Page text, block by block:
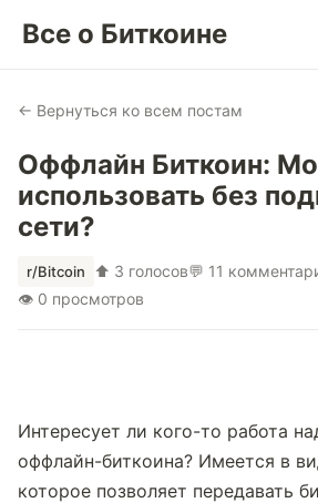
Все о Биткоине
← Вернуться ко всем постам
Оффлайн Биткоин:
использовать без
сети?
r/Bitcoin ⬆ 3 голосов💬 11
👁 0 просмотров
Интересует ли кого-то работа
оффлайн-биткоина? Имеется в
которое позволяет передавать